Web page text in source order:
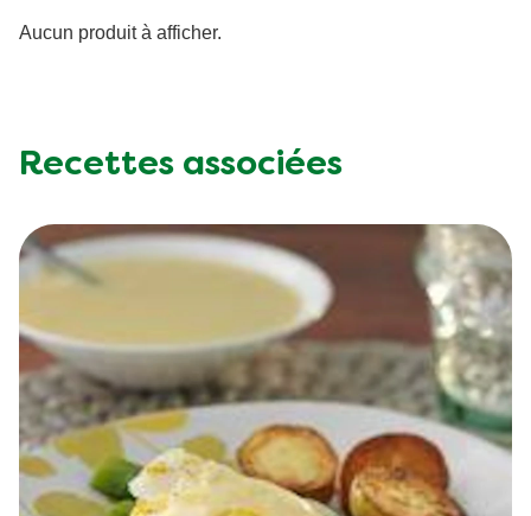
Aucun produit à afficher.
Recettes associées